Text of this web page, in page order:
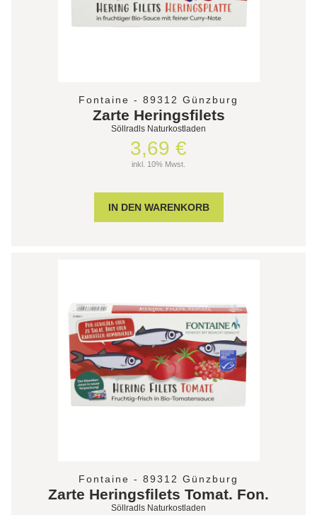
Fontaine - 89312 Günzburg
Zarte Heringsfilets
Söllradls Naturkostladen
3,69 €
inkl. 10% Mwst.
Fontaine - 89312 Günzburg
Zarte Heringsfilets Tomat. Fon.
Söllradls Naturkostladen